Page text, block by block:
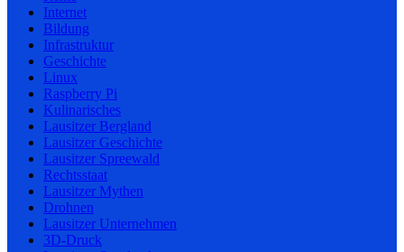
Internet
Bildung
Infrastruktur
Geschichte
Linux
Raspberry Pi
Kulinarisches
Lausitzer Bergland
Lausitzer Geschichte
Lausitzer Spreewald
Rechtsstaat
Lausitzer Mythen
Drohnen
Lausitzer Unternehmen
3D-Druck